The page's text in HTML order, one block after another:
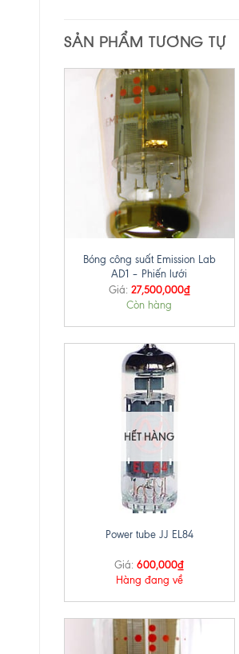
SẢN PHẨM TƯƠNG TỰ
Bóng công suất Emission Lab
AD1 – Phiến lưới
Giá: 27,500,000₫
Còn hàng
HẾT HÀNG
Power tube JJ EL84
Giá: 600,000₫
Hàng đang về